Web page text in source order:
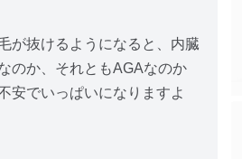
が抜けるようになると、内臓
のか、それともAGAなのか
安でいっぱいになりますよ